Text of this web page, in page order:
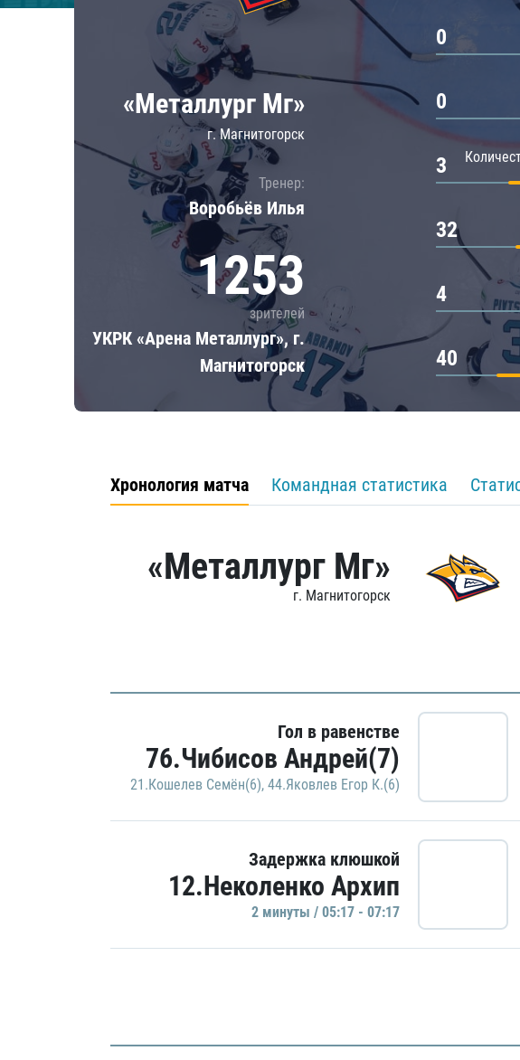
Локомотив
ЦСКА
Шанхайские Драконы
«Металлург Мг»
г. Магнитогорск
Тренер:
Воробьёв Илья
1253
зрителей
УКРК «Арена Металлург», г.
Магнитогорск
0
0
3
32
4
40
Хронология матча Командная статистика
«Металлург Мг»
г. Магнитогорск
Гол в равенстве
76.Чибисов Андрей(7)
21.Кошелев Семён(6), 44.Яковлев Егор К.(6)
Задержка клюшкой
12.Неколенко Архип
2 минуты / 05:17 - 07:17